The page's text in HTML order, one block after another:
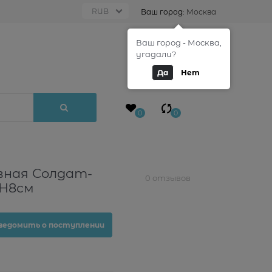
Ваш город: Москва
0
0 0
Солдат-
о поступлении
0 отзывов
Ваш город - Москва,
угадали?
Да Нет